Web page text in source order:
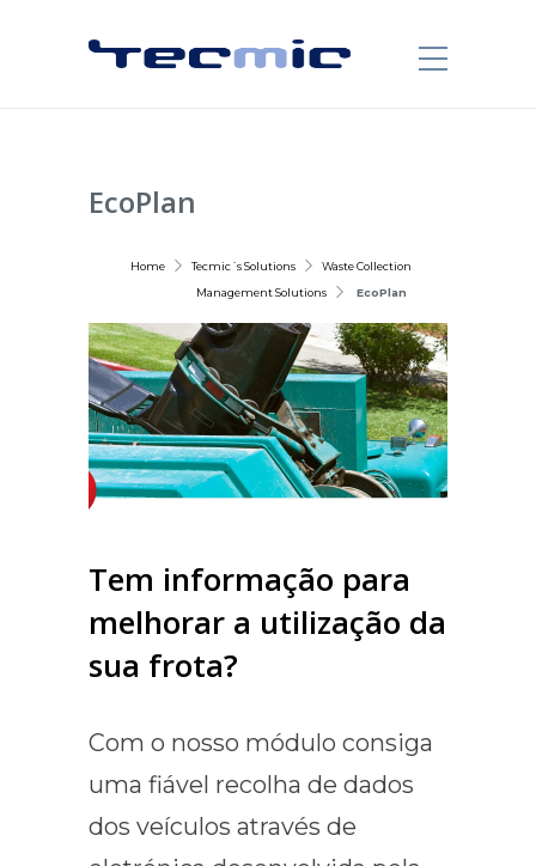
EcoPlan
Home Tecmic´s Solutions
Waste Collection
Management Solutions
EcoPlan
Tem informação para
melhorar a utilização da
sua frota?
Com o nosso módulo consiga
uma fiável recolha de dados
dos veículos através de